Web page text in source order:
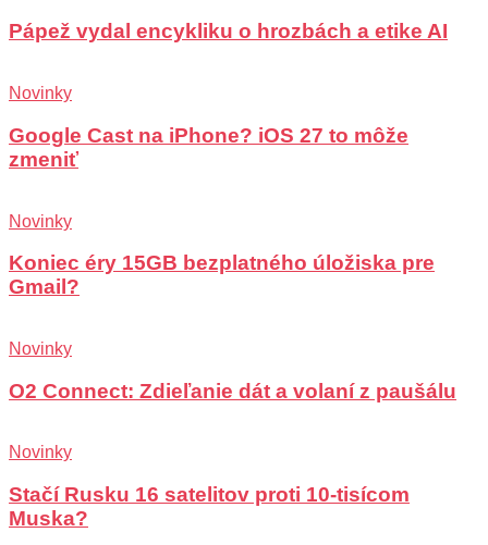
Pápež vydal encykliku o hrozbách a etike AI
Novinky
Google Cast na iPhone? iOS 27 to môže
zmeniť
Novinky
Koniec éry 15GB bezplatného úložiska pre
Gmail?
Novinky
O2 Connect: Zdieľanie dát a volaní z paušálu
Novinky
Stačí Rusku 16 satelitov proti 10-tisícom
Muska?